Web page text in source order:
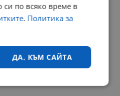
си по всяко време в
. Политика за
ДА, КЪМ САЙТА
Ефективност